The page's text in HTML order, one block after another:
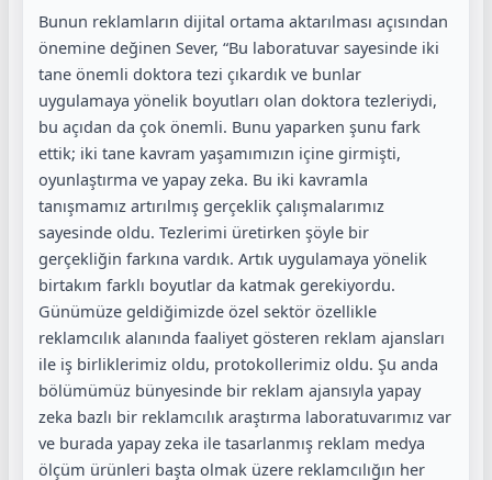
Bunun reklamların dijital ortama aktarılması açısından
önemine değinen Sever, “Bu laboratuvar sayesinde iki
tane önemli doktora tezi çıkardık ve bunlar
uygulamaya yönelik boyutları olan doktora tezleriydi,
bu açıdan da çok önemli. Bunu yaparken şunu fark
ettik; iki tane kavram yaşamımızın içine girmişti,
oyunlaştırma ve yapay zeka. Bu iki kavramla
tanışmamız artırılmış gerçeklik çalışmalarımız
sayesinde oldu. Tezlerimi üretirken şöyle bir
gerçekliğin farkına vardık. Artık uygulamaya yönelik
birtakım farklı boyutlar da katmak gerekiyordu.
Günümüze geldiğimizde özel sektör özellikle
reklamcılık alanında faaliyet gösteren reklam ajansları
ile iş birliklerimiz oldu, protokollerimiz oldu. Şu anda
bölümümüz bünyesinde bir reklam ajansıyla yapay
zeka bazlı bir reklamcılık araştırma laboratuvarımız var
ve burada yapay zeka ile tasarlanmış reklam medya
ölçüm ürünleri başta olmak üzere reklamcılığın her